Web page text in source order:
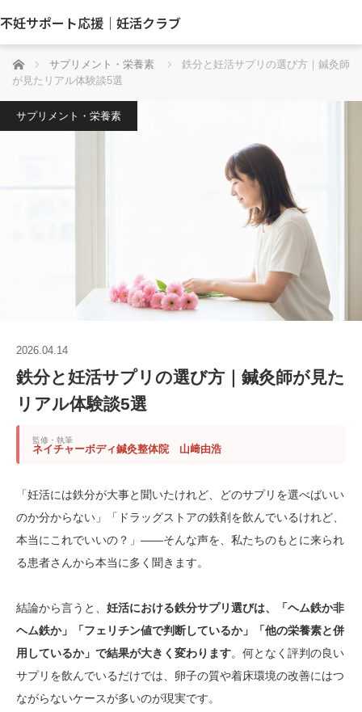
不妊サポート応援｜妊活クラブ
ホーム サプリメント・栄養素
鉄分と妊活サプリの選び方｜鍼灸師
が見たリアル体験談5選
サプリメント・栄養素
2026.04.14
鉄分と妊活サプリの選び方｜鍼灸師が見た
リアル体験談5選
監修・執筆
ネイチャーボディ鍼灸整体院 山﨑由浩
「妊活には鉄分が大事と聞いたけれど、どのサプリを選べばいい
のか分からない」「ドラッグストアの鉄剤を飲んでいるけれど、
本当にこれでいいの？」——そんな声を、私たちのもとに来られ
る患者さんから本当に多く聞きます。
結論から言うと、 妊活における鉄分サプリ選びは、「ヘム鉄か非
ヘム鉄か」「フェリチン値で判断しているか」「他の栄養素と併
用しているか」で結果が大きく変わります。何となく評判の良い
サプリを飲んでいるだけでは、卵子の質や着床環境の改善にはつ
ながらないケースが多いのが現実です。